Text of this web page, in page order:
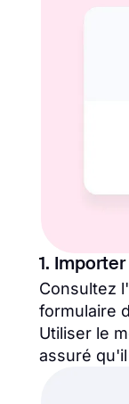
1.
Consultez
formulaire
Utiliser le
assuré